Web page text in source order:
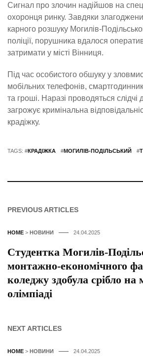
Сигнал про злочин надійшов на
охоронця ринку. Завдяки
карного розшуку Могилів-
поліції, порушника вдалося
затримати у місті Вінниця.
Під час особистого обшуку у
мобільних телефонів,
та гроші. Наразі проводяться слідчі
загрожує кримінальна
крадіжку.
TAGS: #КРАДІЖКА #МОГИЛІВ-ПОДІЛЬСЬКИЙ #
PREVIOUS ARTICLES
HOME > НОВИНИ 24.04.2025
Студентка Могилів-
монтажно-економічного
коледжу здобула срібло на
олімпіаді
NEXT ARTICLES
HOME > НОВИНИ 24.04.2025